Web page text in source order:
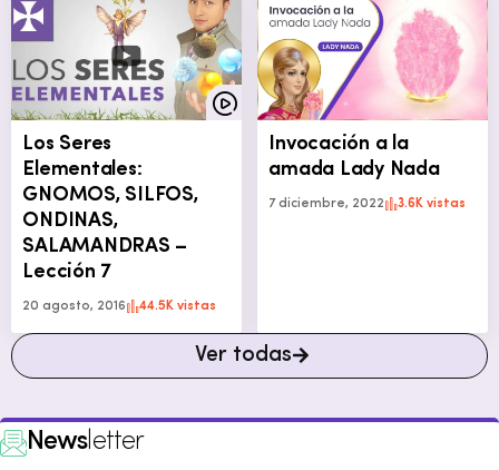
Los Seres
Elementales:
GNOMOS, SILFOS,
ONDINAS,
SALAMANDRAS –
Lección 7
20 agosto, 2016 44.5K vistas
Invocación a la
amada Lady Nada
7 diciembre, 2022 3.6K vistas
Ver todas
Newsletter